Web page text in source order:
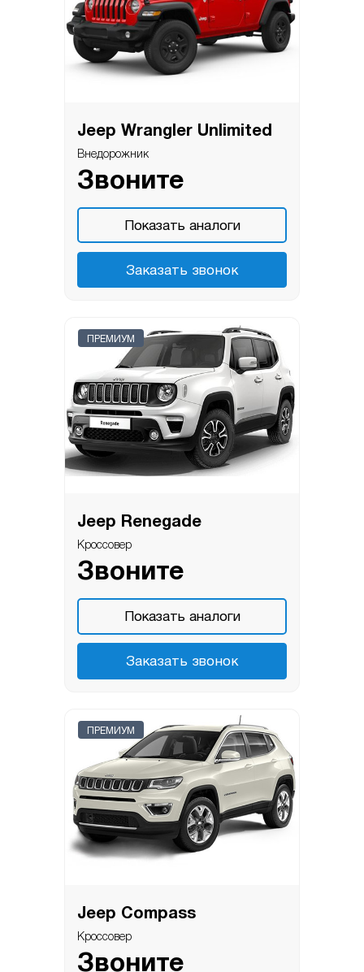
Jeep Wrangler Unlimited
Внедорожник
Звоните
Показать аналоги
Заказать звонок
ПРЕМИУМ
Jeep Renegade
Кроссовер
Звоните
Показать аналоги
Заказать звонок
ПРЕМИУМ
Jeep Compass
Кроссовер
Звоните